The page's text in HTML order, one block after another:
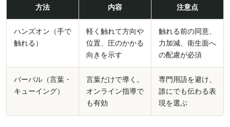
方法 内容 注意点
ハンズオン（手で
触れる）
軽く触れて方向や
位置、圧のかかる
向きを示す
触れる前の同意、
力加減、衛生面へ
の配慮が必須
バーバル（言葉・
キューイング）
言葉だけで導く。
オンライン指導で
も有効
専門用語を避け、
誰にでも伝わる表
現を選ぶ